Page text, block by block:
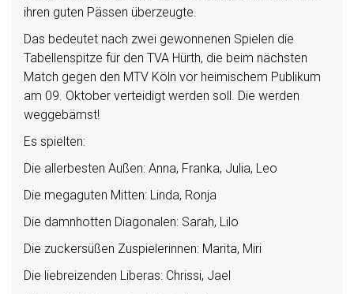
ihren guten Pässen überzeugte.
Das bedeutet nach zwei gewonnenen Spielen die
Tabellenspitze für den TVA Hürth, die beim nächsten
Match gegen den MTV Köln vor heimischem Publikum
am 09. Oktober verteidigt werden soll. Die werden
weggebämst!
Es spielten:
Die allerbesten Außen: Anna, Franka, Julia, Leo
Die megaguten Mitten: Linda, Ronja
Die damnhotten Diagonalen: Sarah, Lilo
Die zuckersüßen Zuspielerinnen: Marita, Miri
Die liebreizenden Liberas: Chrissi, Jael